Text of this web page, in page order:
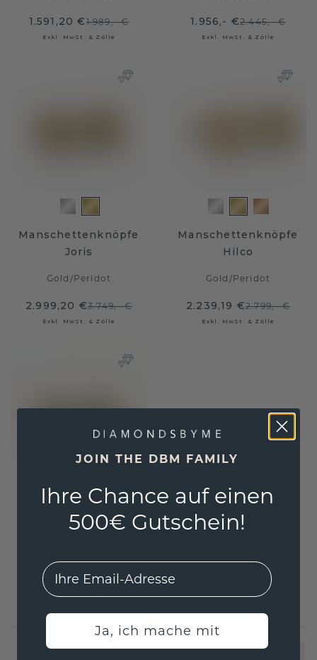
1.591,20 €1.989,- €
Exkl. MwSt. & Zölle
1.956,- €2.445,- €
Exkl. MwSt. & Zölle
Manschettenknöpfe
Joris
Gold /Peridot
2.999,20 €3.749,- €
Exkl. MwSt. & Zölle
Manschettenknöpfe
Hilco
Gold /Peridot
2.239,19 €2.799,- €
Exkl. MwSt. & Zölle
Manschettenknöpfe
Gold
1.716,- €
JOIN THE DBM FAMILY
Ihre Chance auf einen
500€ Gutschein!
EMail
Ja, ich mache mit